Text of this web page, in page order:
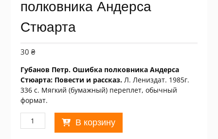
полковника Андерса
Стюарта
30 ₴
Губанов Петр. Ошибка полковника Андерса
Стюарта: Повести и рассказ. Л. Лениздат. 1985г.
336 с. Мягкий (бумажный) переплет, обычный
формат.
Количество
товара
В корзину